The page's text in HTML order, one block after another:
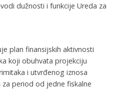
dužnosti i funkcije Ureda za
plan finansijskih aktivnosti
koji obuhvata projekciju
i utvrđenog iznosa
period od jedne fiskalne